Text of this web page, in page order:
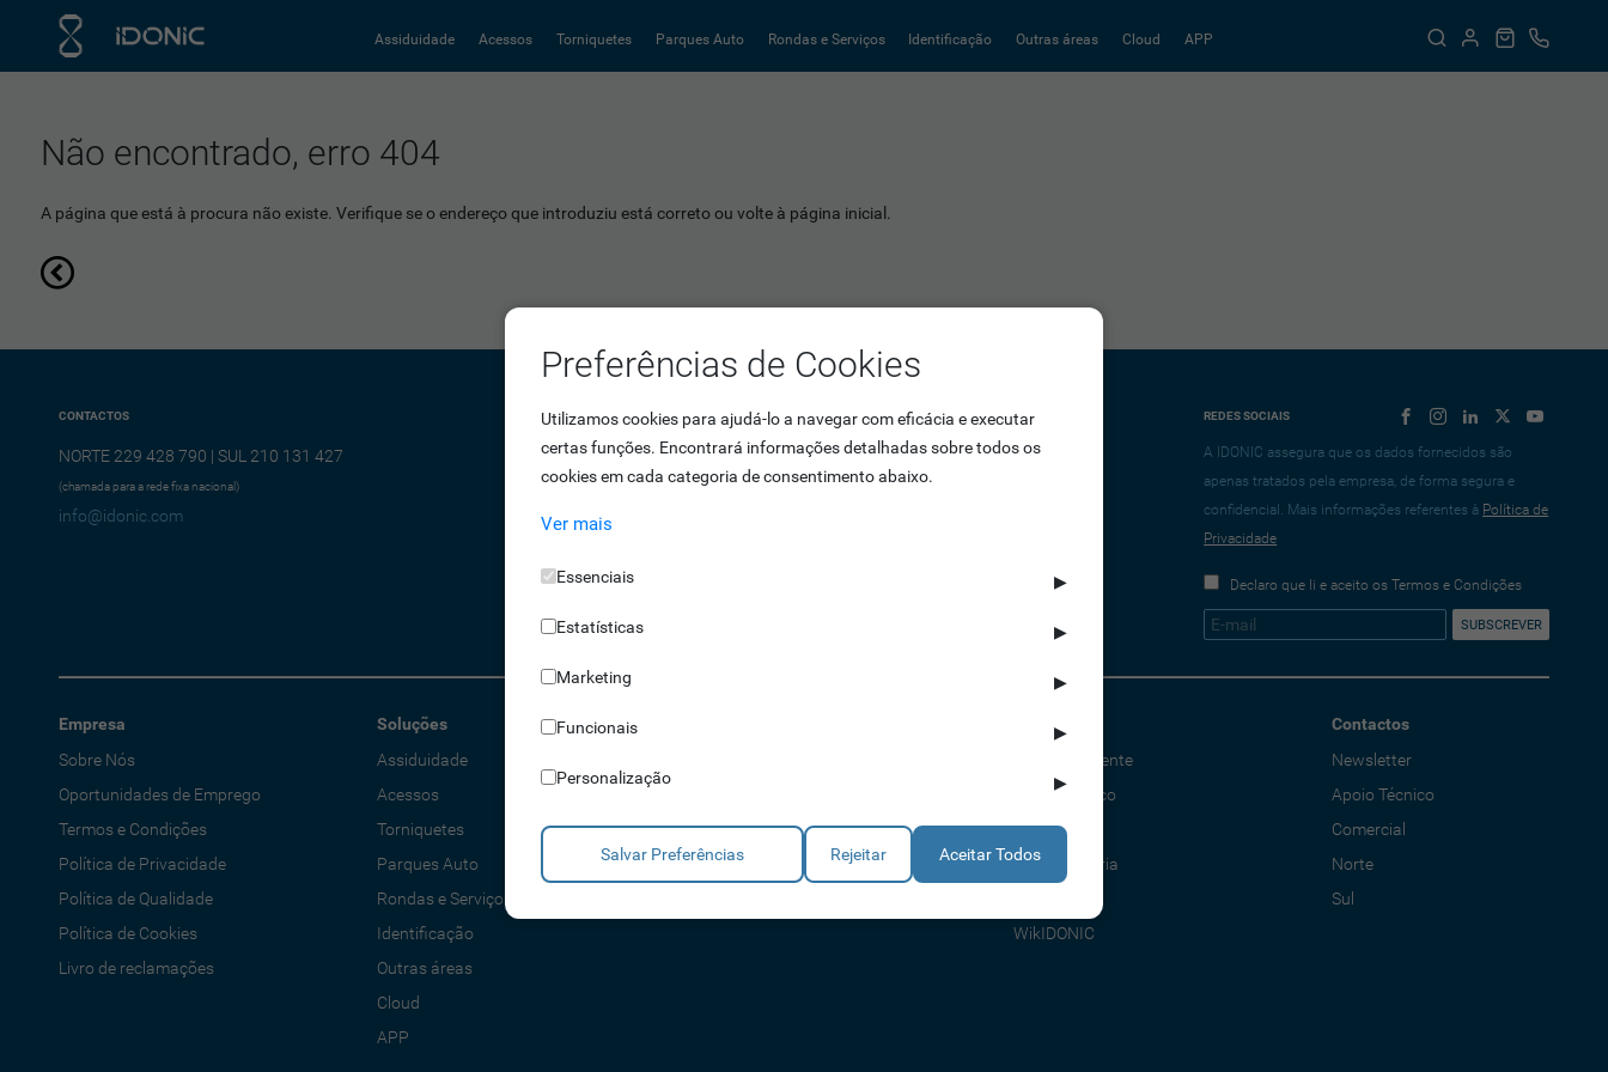
Assiduidade Acessos Torniquetes Parques Auto Rondas e Serviços Identificação Outras áreas Cloud APP
Não encontrado, erro 404
A página que está à procura não existe. Verifique se o endereço que introduziu está correto ou volte à página inicial.
CONTACTOS
NORTE 229 428 790 | SUL 210 131 427
(chamada para a rede fixa nacional)
info@idonic.com
REDES SOCIAIS
A IDONIC assegura que os dados fornecidos são
apenas tratados pela empresa, de forma segura e
confidencial. Mais informações referentes à Política de
Privacidade
Declaro que li e aceito os Termos e Condições
Empresa
Sobre Nós
Oportunidades de Emprego
Termos e Condições
Política de Privacidade
Política de Qualidade
Política de Cookies
Livro de reclamações
Soluções
Assiduidade
Acessos
Torniquetes
Parques Auto
Rondas e Serviços
Identificação
Outras áreas
Cloud
APP
Integradores
Ajuda
Apoio ao Cliente
Apoio Técnico
Comercial
Consultadoria
WikIDONIC
Contactos
Newsletter
Apoio Técnico
Comercial
Norte
Sul
Preferências de Cookies
Utilizamos cookies para ajudá-lo a navegar com eficácia e executar
certas funções. Encontrará informações detalhadas sobre todos os
cookies em cada categoria de consentimento abaixo.
Ver mais
Essenciais ▶
Estatísticas ▶
Marketing ▶
Funcionais ▶
Personalização ▶
Salvar Preferências Rejeitar Aceitar Todos